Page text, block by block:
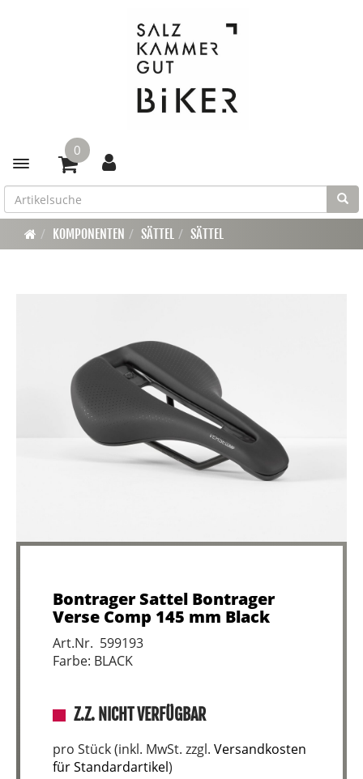
Toggle navigation
0
KOMPONENTEN SÄTTEL SÄTTEL
Bontrager Sattel Bontrager
Verse Comp 145 mm Black
Art.Nr. 599193
Farbe: BLACK
Z.Z. NICHT VERFÜGBAR
pro Stück (inkl. MwSt. zzgl. Versandkosten
für Standardartikel)